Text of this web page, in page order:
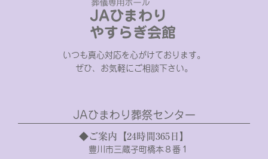
いつも真心対応を心がけております。
ぜひ、お気軽にご相談下さい。
JAひまわり葬祭センター
◆ご案内【24時間365日】
豊川市三蔵子町橋本８番１